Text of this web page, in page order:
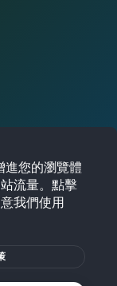
reserved.
進您的瀏覽體
流量。點擊
我們使用